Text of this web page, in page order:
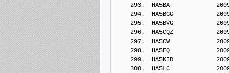
293.  HA5BA
294.  HA5BGG
295.  HA5BVG
296.  HA5CQZ
297.  HA5CW
298.  HA5FQ
299.  HA5KID
300.  HA5LC